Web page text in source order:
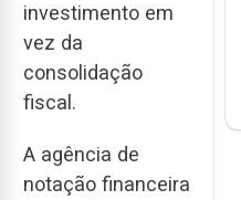
investimento em
vez da
consolidação
fiscal.
A agência de
notação financeira